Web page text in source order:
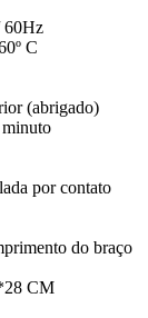
60Hz
C
(abrigado)
minuto
por contato
do braço
CM